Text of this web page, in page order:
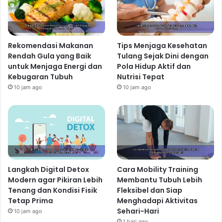
bangun dan mengurangi gejala insomnia. Namun,
hindari berolahraga terlalu dekat dengan waktu tidur,
karena dapat membuat Anda merasa terlalu berenergi
dan sulit tidur.
Manajemen Stres yang Efektif
Stres adalah musuh utama tidur nyenyak. Tekanan
pekerjaan, masalah keluarga, atau kecemasan dapat
mengganggu siklus tidur dan menyebabkan insomnia.
Praktik relaksasi seperti meditasi, yoga, atau teknik
pernapasan dalam dapat membantu mengurangi stres
dan meningkatkan kualitas tidur. Memastikan waktu
istirahat yang cukup dan memisahkan waktu kerja
dengan waktu istirahat juga penting untuk mengurangi
stres dan meningkatkan kualitas tidur.
Lingkungan Tidur yang Kondusif
Suhu kamar tidur yang nyaman, tempat tidur yang
Rekomendasi Makanan
Rendah Gula yang Baik
untuk Menjaga Energi dan
Kebugaran Tubuh
10 jam ago
Tips Menjaga Kesehatan
Tulang Sejak Dini dengan
Pola Hidup Aktif dan
Nutrisi Tepat
10 jam ago
Langkah Digital Detox
Modern agar Pikiran Lebih
Tenang dan Kondisi Fisik
Tetap Prima
10 jam ago
Cara Mobility Training
Membantu Tubuh Lebih
Fleksibel dan Siap
Menghadapi Aktivitas
Sehari-Hari